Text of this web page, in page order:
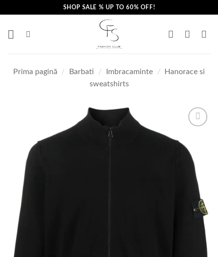
content
SHOP SALE % UP TO 60% OFF!
Prima pagină / Barbati / Imbracaminte /
Hanorace si
sweatshirts